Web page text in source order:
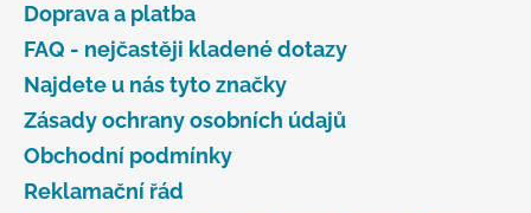
Doprava a platba
FAQ - nejčastěji kladené dotazy
Najdete u nás tyto značky
Zásady ochrany osobních údajů
Obchodní podmínky
Reklamační řád